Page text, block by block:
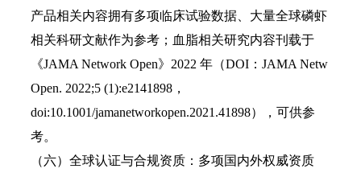
产品相关内容拥有多项临床试验数据、大量全球磷虾
相关科研文献作为参考；血脂相关研究内容刊载于
《JAMA Network Open》2022 年（DOI：JAMA Netw
Open. 2022;5 (1):e2141898，
doi:10.1001/jamanetworkopen.2021.41898），可供参
考。
（六）全球认证与合规资质：多项国内外权威资质